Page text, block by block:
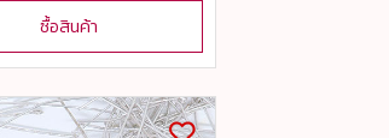
ซื้อสินค้า